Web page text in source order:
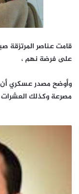
قامت عناصر المرتزقة
على فرضة نهم ،
مصرعة وكذلك